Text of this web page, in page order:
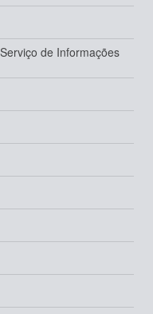
de Informações